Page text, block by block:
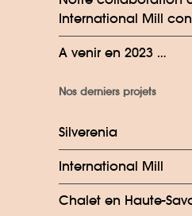
International Mill
A venir en 2023 …
Nos derniers projets
Silverenia
International Mill
Chalet en Haute-